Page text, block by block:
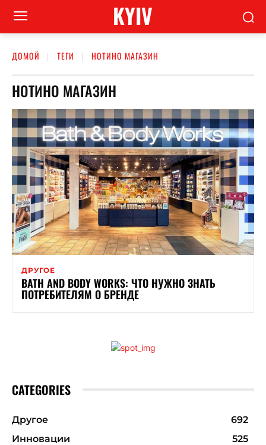
KYIV
ДОМОЙ ТЕГИ НОТИНО МАГАЗИН
НОТИНО МАГАЗИН
ДРУГОЕ
BATH AND BODY WORKS: ЧТО НУЖНО ЗНАТЬ
ПОТРЕБИТЕЛЯМ О БРЕНДЕ
CATEGORIES
Другое
692
Инновации
525